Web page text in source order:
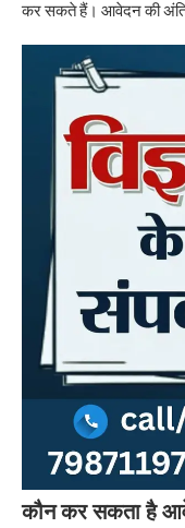
कर सकते हैं। आवेदन की
कौन कर सकता है